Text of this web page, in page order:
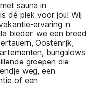
sauna in
dé plek voor jou! Wij
ervaring in
bieden we een breed
Oostenrijk,
bungalows
groepen die
weg, een
of een